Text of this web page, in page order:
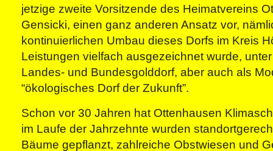
jetzige zweite Vorsitzende des Heimatvereins
Gensicki, einen ganz anderen Ansatz vor,
kontinuierlichen Umbau dieses Dorfs im Kreis
Leistungen vielfach ausgezeichnet wurde,
Landes- und Bundesgolddorf, aber auch als
“ökologisches Dorf der Zukunft”.
Schon vor 30 Jahren hat Ottenhausen
im Laufe der Jahrzehnte wurden
Bäume gepflanzt, zahlreiche Obstwiesen und